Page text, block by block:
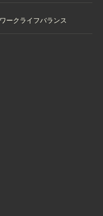
ワークライフバランス